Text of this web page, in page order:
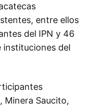
entre ellos
del IPN y 46
instituciones del
Minera Saucito,